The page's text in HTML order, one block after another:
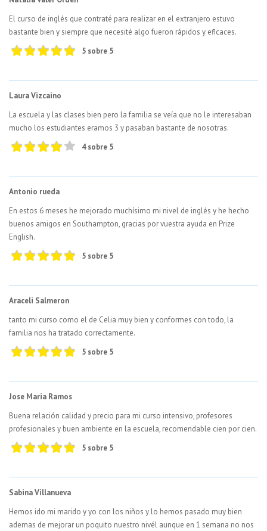
El curso de inglés que contraté para realizar en el extranjero estuvo
bastante bien y siempre que necesité algo fueron rápidos y eficaces.
5 sobre 5
Laura Vizcaino
La escuela y las clases bien pero la familia se veía que no le interesaban
mucho los estudiantes eramos 3 y pasaban bastante de nosotras.
4 sobre 5
Antonio rueda
En estos 6 meses he mejorado muchísimo mi nivel de inglés y he hecho
buenos amigos en Southampton, gracias por vuestra ayuda en Prize
English.
5 sobre 5
Araceli Salmeron
tanto mi curso como el de Celia muy bien y conformes con todo, la
familia nos ha tratado correctamente.
5 sobre 5
Jose Maria Ramos
Buena relación calidad y precio para mi curso intensivo, profesores
profesionales y buen ambiente en la escuela, recomendable cien por cien.
5 sobre 5
Sabina Villanueva
Hemos ido mi marido y yo con los niños y lo hemos pasado muy bien
ademas de mejorar un poquito nuestro nivél aunque en 1 semana no nos